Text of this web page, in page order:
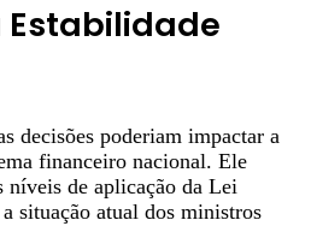
Estabilidade
decisões poderiam impactar a
financeiro nacional. Ele
níveis de aplicação da Lei
situação atual dos ministros